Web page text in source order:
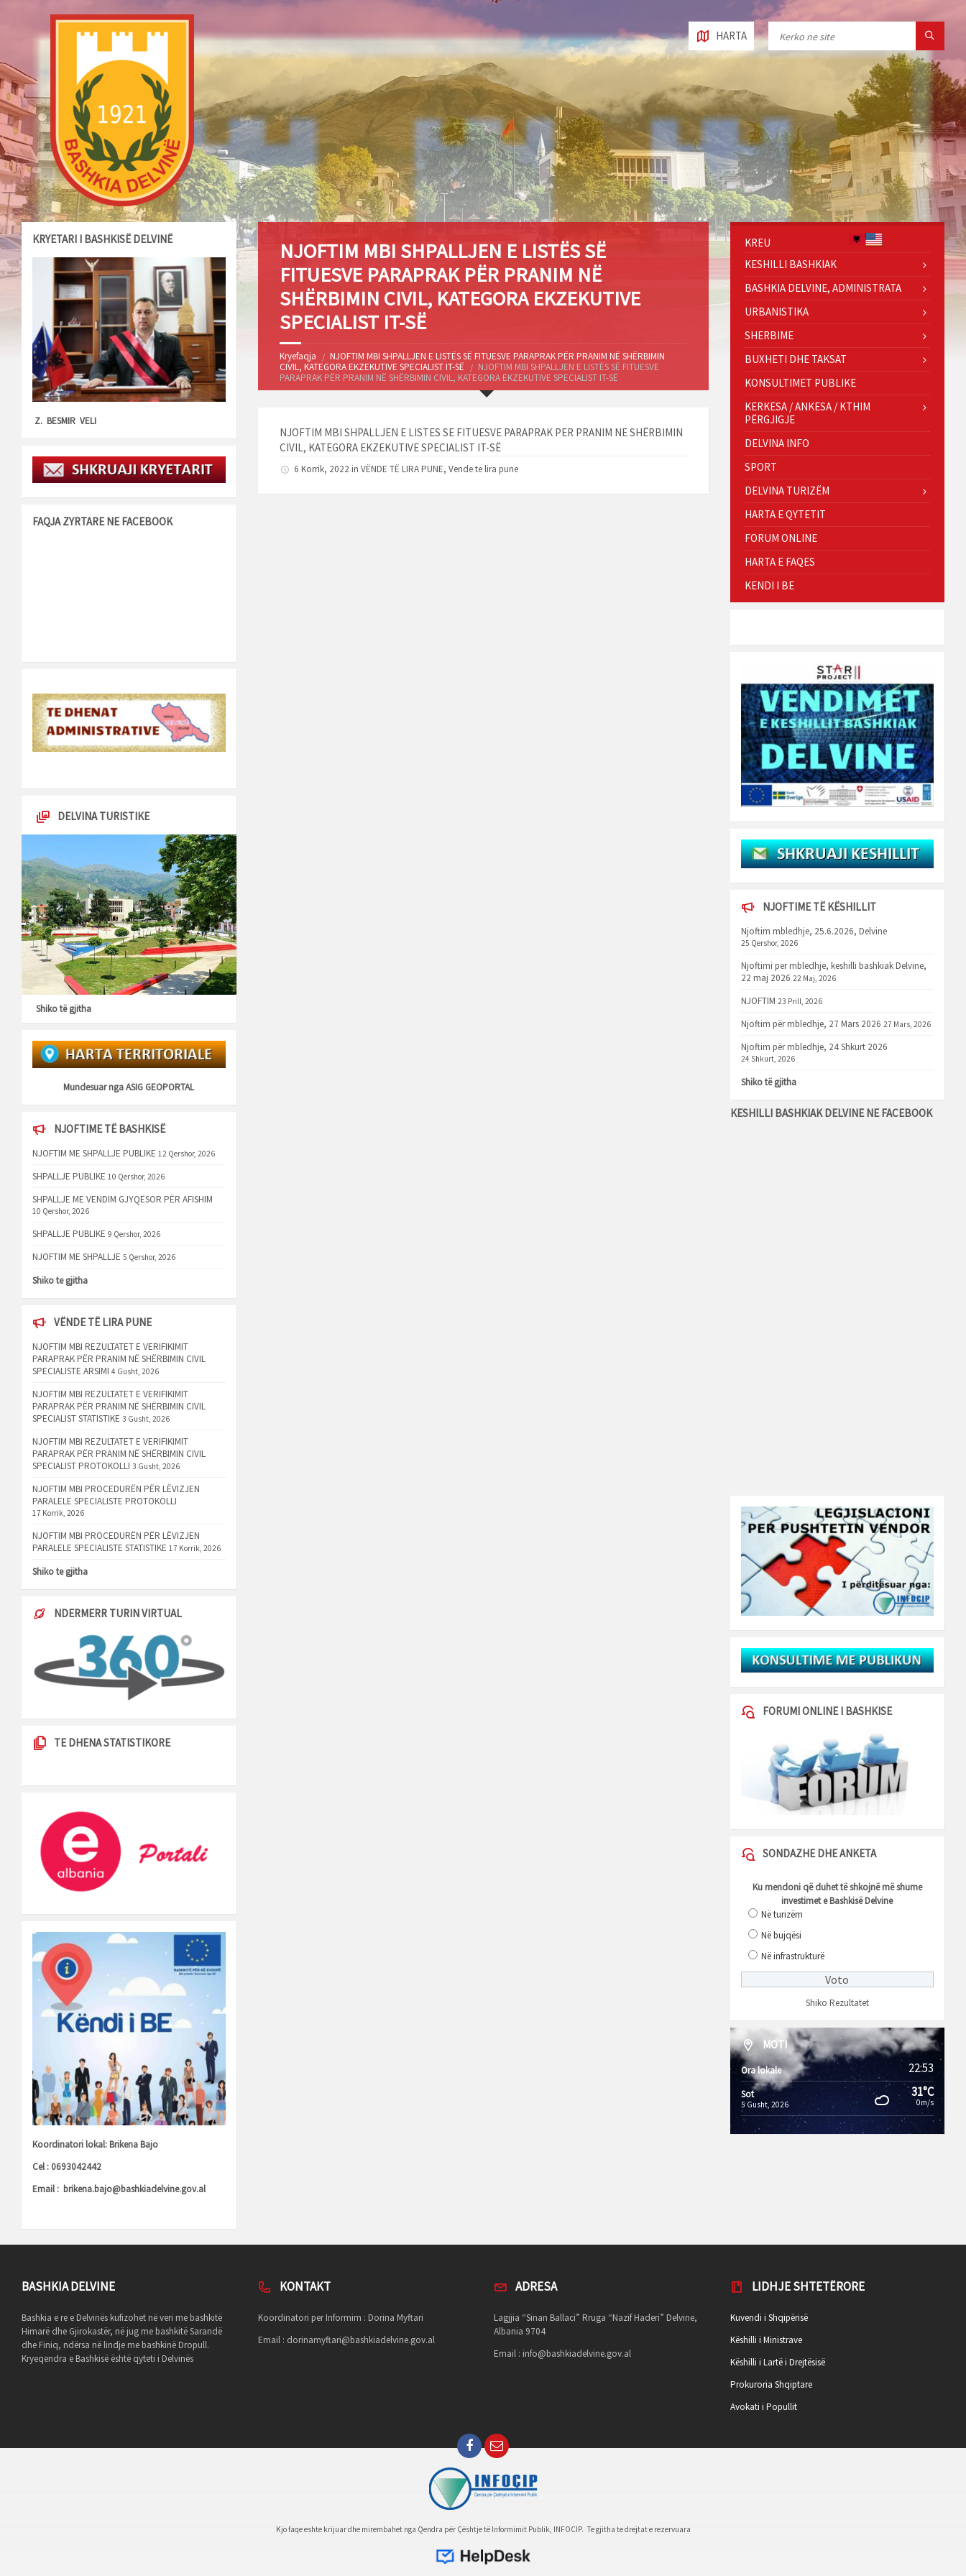
HARTA
NJOFTIM MBI SHPALLJEN E LISTËS SË
FITUESVE PARAPRAK PËR PRANIM NË
SHËRBIMIN CIVIL, KATEGORA EKZEKUTIVE
SPECIALIST IT-SË
Kryefaqja
NJOFTIM MBI SHPALLJEN E LISTËS SË FITUESVE PARAPRAK PËR PRANIM NË SHËRBIMIN
CIVIL, KATEGORA EKZEKUTIVE SPECIALIST IT-SË
NJOFTIM MBI SHPALLJEN E LISTËS SË FITUESVE
PARAPRAK PËR PRANIM NË SHËRBIMIN CIVIL, KATEGORA EKZEKUTIVE SPECIALIST IT-SË
NJOFTIM MBI SHPALLJEN E LISTES SE FITUESVE PARAPRAK PER PRANIM NE SHËRBIMIN
CIVIL, KATEGORA EKZEKUTIVE SPECIALIST IT-SË
6 Korrik, 2022 in VËNDE TË LIRA PUNE, Vende te lira pune
KRYETARI I BASHKISË DELVINË
Z. BESMIR VELI
FAQJA ZYRTARE NE FACEBOOK
DELVINA TURISTIKE
Shiko të gjitha
Mundesuar ngaASIG GEOPORTAL
NJOFTIME TË BASHKISË
NJOFTIM ME SHPALLJE PUBLIKE 12 Qershor, 2026
SHPALLJE PUBLIKE 10 Qershor, 2026
SHPALLJE ME VENDIM GJYQËSOR PËR AFISHIM
10 Qershor, 2026
SHPALLJE PUBLIKE 9 Qershor, 2026
NJOFTIM ME SHPALLJE 5 Qershor, 2026
Shiko te gjitha
VËNDE TË LIRA PUNE
NJOFTIM MBI REZULTATET E VERIFIKIMIT
PARAPRAK PËR PRANIM NË SHËRBIMIN CIVIL
SPECIALISTE ARSIMI 4 Gusht, 2026
NJOFTIM MBI REZULTATET E VERIFIKIMIT
PARAPRAK PËR PRANIM NË SHËRBIMIN CIVIL
SPECIALIST STATISTIKE 3 Gusht, 2026
NJOFTIM MBI REZULTATET E VERIFIKIMIT
PARAPRAK PËR PRANIM NË SHËRBIMIN CIVIL
SPECIALIST PROTOKOLLI 3 Gusht, 2026
NJOFTIM MBI PROCEDURËN PËR LËVIZJEN
PARALELE SPECIALISTE PROTOKOLLI
17 Korrik, 2026
NJOFTIM MBI PROCEDURËN PËR LËVIZJEN
PARALELE SPECIALISTE STATISTIKE 17 Korrik, 2026
Shiko te gjitha
NDERMERR TURIN VIRTUAL
TE DHENA STATISTIKORE
Koordinatori lokal: Brikena Bajo
Cel : 0693042442
Email : brikena.bajo@bashkiadelvine.gov.al
KREU
KESHILLI BASHKIAK
BASHKIA DELVINE, ADMINISTRATA
URBANISTIKA
SHERBIME
BUXHETI DHE TAKSAT
KONSULTIMET PUBLIKE
KERKESA / ANKESA / KTHIM
PËRGJIGJE
DELVINA INFO
SPORT
DELVINA TURIZËM
HARTA E QYTETIT
FORUM ONLINE
HARTA E FAQES
KENDI I BE
NJOFTIME TË KËSHILLIT
Njoftim mbledhje, 25.6.2026, Delvine
25 Qershor, 2026
Njoftimi per mbledhje, keshilli bashkiak Delvine,
22 maj 2026 22 Maj, 2026
NJOFTIM 23 Prill, 2026
Njoftim për mbledhje, 27 Mars 2026 27 Mars, 2026
Njoftim për mbledhje, 24 Shkurt 2026
24 Shkurt, 2026
Shiko të gjitha
KESHILLI BASHKIAK DELVINE NE FACEBOOK
FORUMI ONLINE I BASHKISE
SONDAZHE DHE ANKETA
Ku mendoni që duhet të shkojnë më shume
investimet e Bashkisë Delvine
Në turizëm
Në bujqësi
Në infrastrukturë
Shiko Rezultatet
MOTI
Ora lokale 22:53
Sot
5 Gusht, 2026
31°C
0m/s
BASHKIA DELVINE
Bashkia e re e Delvinës kufizohet në veri me bashkitë
Himarë dhe Gjirokastër, në jug me bashkitë Sarandë
dhe Finiq, ndërsa në lindje me bashkinë Dropull.
Kryeqendra e Bashkisë është qyteti i Delvinës
KONTAKT
Koordinatori per Informim : Dorina Myftari
Email : dorinamyftari@bashkiadelvine.gov.al
ADRESA
Lagjjia “Sinan Ballaci” Rruga “Nazif Haderi” Delvine,
Albania 9704
Email : info@bashkiadelvine.gov.al
LIDHJE SHTETËRORE
Kuvendi i Shqipërisë
Këshilli i Ministrave
Këshilli i Lartë i Drejtësisë
Prokuroria Shqiptare
Avokati i Popullit
Kjo faqe eshte krijuar dhe mirembahet nga Qendra për Çështje të Informimit Publik, INFOCIP. Te gjitha te drejtat e rezervuara